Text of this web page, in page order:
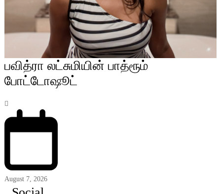
பவித்ரா லட்சுமியின் பாத்ரூம்
போட்டோஷூட்
August 7, 2026